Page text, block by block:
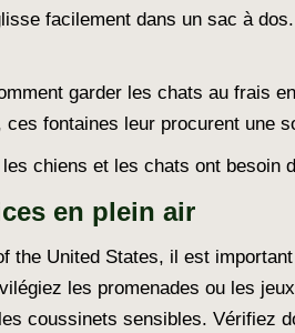
facilement dans un sac à
garder les chats au frais
fontaines leur procurent une
chiens et les chats ont besoin
en plein air
the United States, il est
les promenades ou les
coussinets sensibles. Vérifiez